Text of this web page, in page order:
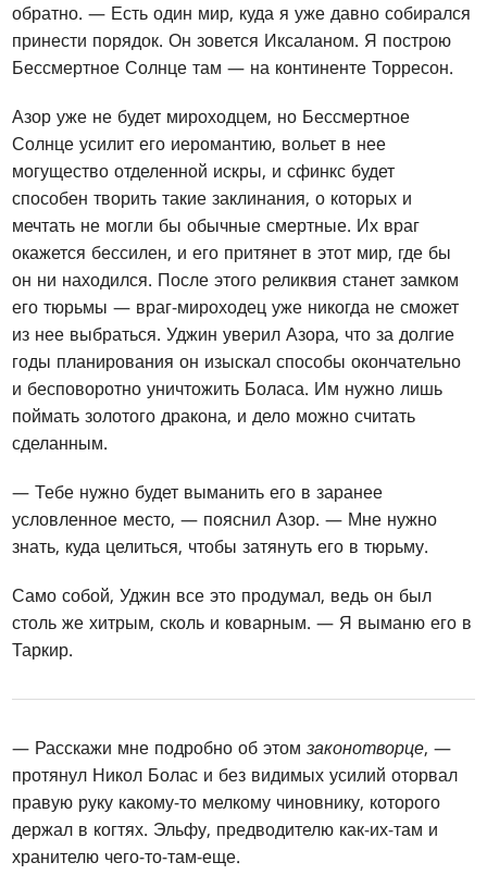
обратно. — Есть один мир, куда я уже давно собирался
принести порядок. Он зовется Иксаланом. Я построю
Бессмертное Солнце там — на континенте Торресон.
Азор уже не будет мироходцем, но Бессмертное
Солнце усилит его иеромантию, вольет в нее
могущество отделенной искры, и сфинкс будет
способен творить такие заклинания, о которых и
мечтать не могли бы обычные смертные. Их враг
окажется бессилен, и его притянет в этот мир, где бы
он ни находился. После этого реликвия станет замком
его тюрьмы — враг-мироходец уже никогда не сможет
из нее выбраться. Уджин уверил Азора, что за долгие
годы планирования он изыскал способы окончательно
и бесповоротно уничтожить Боласа. Им нужно лишь
поймать золотого дракона, и дело можно считать
сделанным.
— Тебе нужно будет выманить его в заранее
условленное место, — пояснил Азор. — Мне нужно
знать, куда целиться, чтобы затянуть его в тюрьму.
Само собой, Уджин все это продумал, ведь он был
столь же хитрым, сколь и коварным. — Я выманю его в
Таркир.
— Расскажи мне подробно об этомзаконотворце, —
протянул Никол Болас и без видимых усилий оторвал
правую руку какому-то мелкому чиновнику, которого
держал в когтях. Эльфу, предводителю как-их-там и
хранителю чего-то-там-еще.